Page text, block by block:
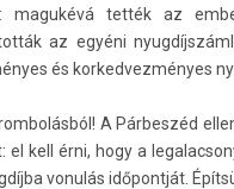
magukévá tették az
az egyéni
és korkedvezményes
A Párbeszéd
el kell érni, hogy a
vonulás időpontját.